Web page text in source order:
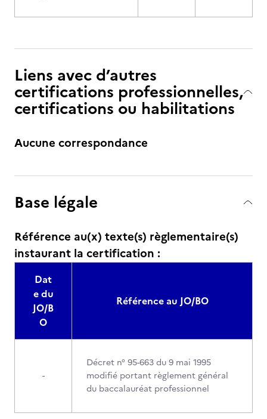
Liens avec d’autres
certifications professionnelles,
certifications ou habilitations
Aucune correspondance
Base légale
Référence au(x) texte(s) règlementaire(s)
instaurant la certification :
Dat
e du
JO/B
O
Référence au JO/BO
-
Décret n° 95-663 du 9 mai 1995
modifié portant règlement général
du baccalauréat professionnel